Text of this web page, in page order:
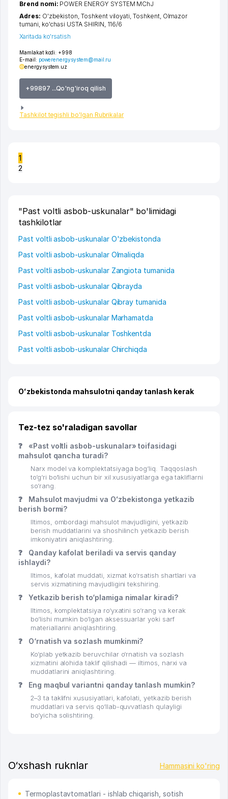
Mamlakat kodi: +998
E-mail: powerenergysystem@mail.ru
energysystem.uz
+99897 ...Qo'ng'iroq qilish
Tashkilot tegishli bo'lgan Rubrikalar
Brend nomi: POWER ENERGY SYSTEM MChJ
Adres: O'zbekiston,Toshkent viloyati,Toshkent, Olmazor
tumani, ko'chasi USTA SHIRIN, 116/6
Xaritada ko'rsatish
1
2
"Past voltli asbob-uskunalar" bo'limidagi
tashkilotlar
Past voltli asbob-uskunalar O'zbekistonda
Past voltli asbob-uskunalar Olmaliqda
Past voltli asbob-uskunalar Zangiota tumanida
Past voltli asbob-uskunalar Qibrayda
Past voltli asbob-uskunalar Qibray tumanida
Past voltli asbob-uskunalar Marhamatda
Past voltli asbob-uskunalar Toshkentda
Past voltli asbob-uskunalar Chirchiqda
Oʻzbekistonda mahsulotni qanday tanlash kerak
Tez-tez so'raladigan savollar
❓
«Past voltli asbob-uskunalar» toifasidagi
mahsulot qancha turadi?
Narx model va komplektatsiyaga bog‘liq. Taqqoslash
to‘g‘ri bo‘lishi uchun bir xil xususiyatlarga ega takliflarni
so‘rang.
❓
Mahsulot mavjudmi va Oʻzbekistonga yetkazib
berish bormi?
Iltimos, ombordagi mahsulot mavjudligini, yetkazib
berish muddatlarini va shoshilinch yetkazib berish
imkoniyatini aniqlashtiring.
❓
Qanday kafolat beriladi va servis qanday
ishlaydi?
Iltimos, kafolat muddati, xizmat ko‘rsatish shartlari va
servis xizmatining mavjudligini tekshiring.
❓ Yetkazib berish to‘plamiga nimalar kiradi?
Iltimos, komplektatsiya ro‘yxatini so‘rang va kerak
bo‘lishi mumkin bo‘lgan aksessuarlar yoki sarf
materiallarini aniqlashtiring.
❓ O‘rnatish va sozlash mumkinmi?
Ko‘plab yetkazib beruvchilar o‘rnatish va sozlash
xizmatini alohida taklif qilishadi — iltimos, narxi va
muddatlarini aniqlashtiring.
❓ Eng maqbul variantni qanday tanlash mumkin?
2–3 ta taklifni xususiyatlari, kafolati, yetkazib berish
muddatlari va servis qo‘llab-quvvatlash qulayligi
bo‘yicha solishtiring.
O‘xshash ruknlar Hammasini ko'ring
Termoplastavtomatlari - ishlab chiqarish, sotish